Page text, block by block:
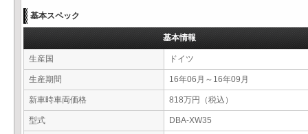
基本スペック
基本情報
生産国 ドイツ
生産期間 16年06月～16年09月
新車時車両価格 818万円（税込）
型式 DBA-XW35